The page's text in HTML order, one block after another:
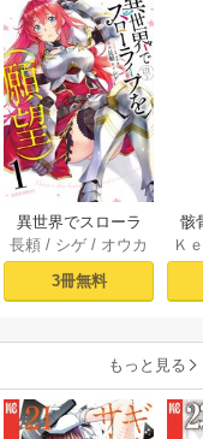
異世界でスローラ
イフを（願望） 1
長頼 / シゲ / オウカ
3冊無料
骸
異
Ｋ
もっと見る